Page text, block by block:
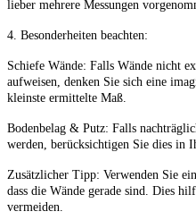
lieber mehrere Messungen
4. Besonderheiten beachten:
Schiefe Wände: Falls Wände nicht
aufweisen, denken Sie sich eine
kleinste ermittelte Maß.
Bodenbelag & Putz: Falls
werden, berücksichtigen Sie dies in
Zusätzlicher Tipp: Verwenden Sie
dass die Wände gerade sind. Dies
vermeiden.